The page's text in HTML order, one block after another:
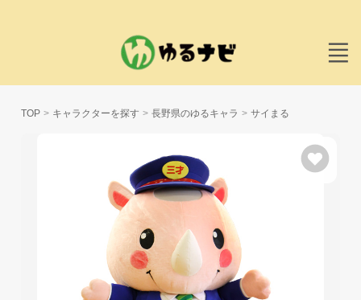
TOP キャラクターを探す 長野県のゆるキャラ サイまる